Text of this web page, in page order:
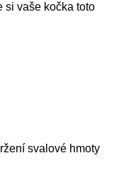
si vaše kočka toto
svalové hmoty